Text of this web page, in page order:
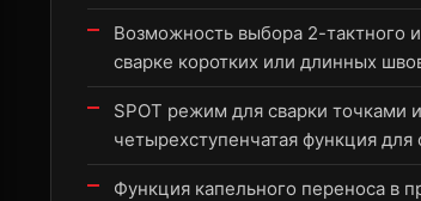
Возможность выбора 2-тактного
сварке коротких или длинных
SPOT режим для сварки точками
четырехступенчатая функция
Функция капельного переноса в